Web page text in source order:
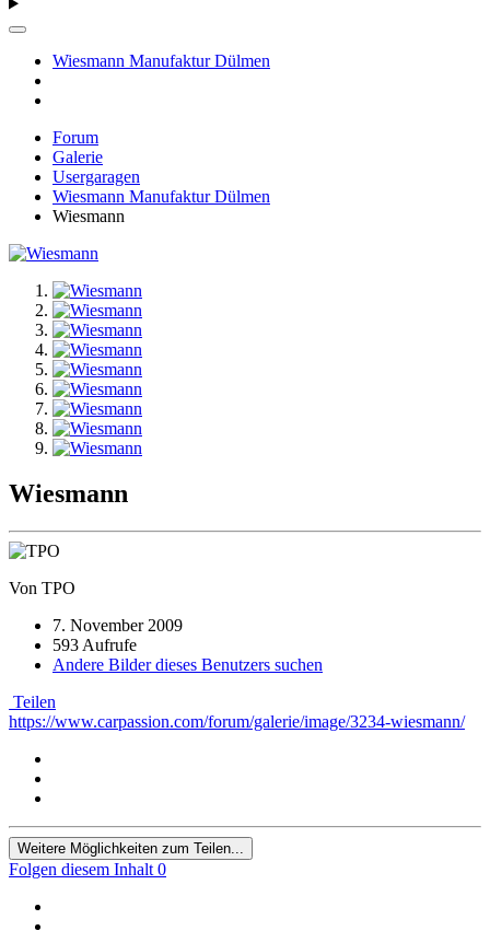
Wiesmann Manufaktur Dülmen
Forum
Galerie
Usergaragen
Wiesmann Manufaktur Dülmen
Wiesmann
Wiesmann
Von TPO
7. November 2009
593 Aufrufe
Andere Bilder dieses Benutzers suchen
Teilen
https://www.carpassion.com/forum/galerie/image/3234-wiesmann/
Weitere Möglichkeiten zum Teilen...
Folgen diesem Inhalt 0